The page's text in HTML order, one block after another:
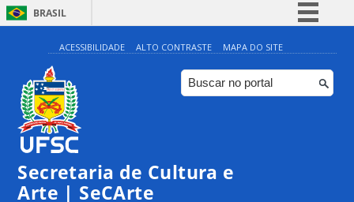
BRASIL
Simplifique!
Comunica BR
Participe
ACESSIBILIDADE ALTO CONTRASTE MAPA DO SITE
Secretaria de Cultura e
Arte | SeCArte